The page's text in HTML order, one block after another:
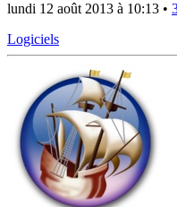
lundi 12 août 2013 à 10:13 •
Logiciels